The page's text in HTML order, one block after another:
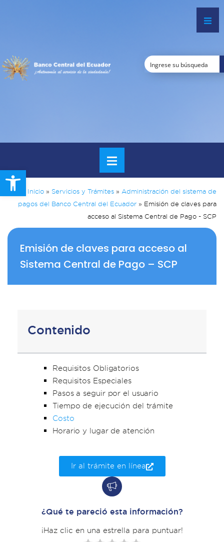
Open toolbar
Inicio » Servicios y Trámites » Administración del sistema de
pagos del Banco Central del Ecuador » Emisión de claves para
acceso al Sistema Central de Pago - SCP
Emisión de claves para acceso al
Sistema Central de Pago – SCP
Contenido
Requisitos Obligatorios
Requisitos Especiales
Pasos a seguir por el usuario
Tiempo de ejecución del trámite
Costo
Horario y lugar de atención
Ir al trámite en línea
¿Qué te pareció esta información?
¡Haz clic en una estrella para puntuar!